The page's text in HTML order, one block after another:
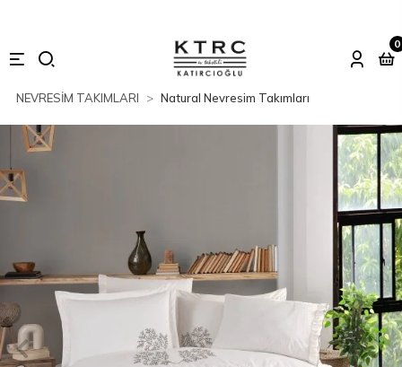
0
NEVRESİM TAKIMLARI Natural Nevresim Takımları